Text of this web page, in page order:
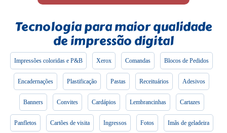
Tecnologia para maior qualidade
de impressão digital
Impressões coloridas e P&B Xerox Comandas Blocos de Pedidos
Encadernações Plastificação Pastas Receituários Adesivos
Banners Convites Cardápios Lembrancinhas Cartazes
Panfletos Cartões de visita Ingressos Fotos Imãs de geladeira